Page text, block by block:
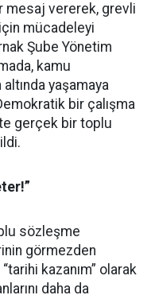
mesaj vererek, grevli
mücadeleyi
Şube Yönetim
kamu
altında yaşamaya
bir çalışma
gerçek bir toplu
sözleşme
görmezden
kazanım” olarak
daha da